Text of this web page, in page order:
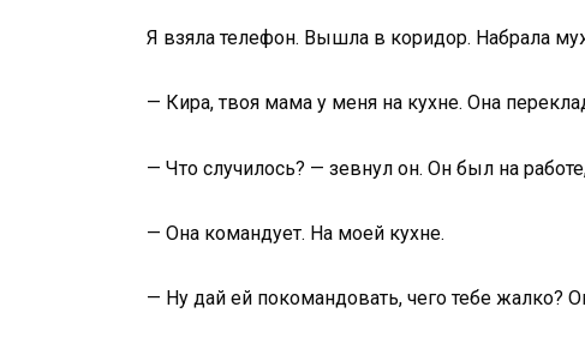
Я взяла телефон. Вышла в коридор. Набрала
— Кира, твоя мама у меня на кухне. Она
— Что случилось? — зевнул он. Он был на
— Она командует. На моей кухне.
— Ну дай ей покомандовать, чего тебе жалко?